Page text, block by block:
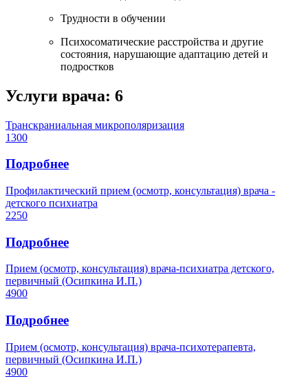
Трудности в обучении
Психосоматические расстройства и другие
состояния, нарушающие адаптацию детей и
подростков
Услуги врача: 6
Транскраниальная микрополяризация
1300
Подробнее
Профилактический прием (осмотр, консультация) врача -
детского психиатра
2250
Подробнее
Прием (осмотр, консультация) врача-психиатра детского,
первичный (Осипкина И.П.)
4900
Подробнее
Прием (осмотр, консультация) врача-психотерапевта,
первичный (Осипкина И.П.)
4900